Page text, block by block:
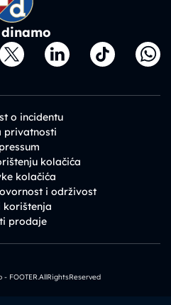
o incidentu
privatnosti
kolačića
kolačića
i održivost
korištenja
prodaje
FOOTER.AllRightsReserved